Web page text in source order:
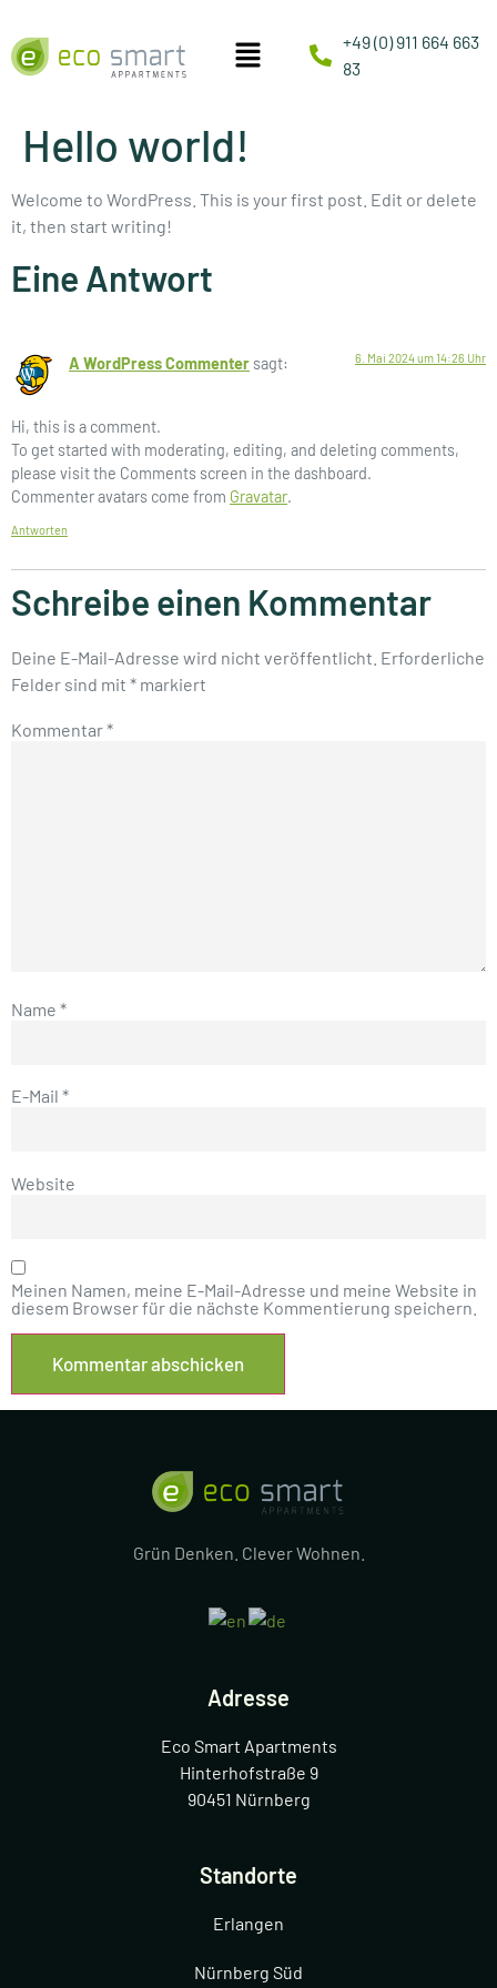
+49 (0) 911 664 663
83
Hello world!
Welcome to WordPress. This is your first post. Edit or delete
it, then start writing!
Eine Antwort
A WordPress Commenter sagt: 6. Mai 2024 um 14:26 Uhr
Hi, this is a comment.
To get started with moderating, editing, and deleting comments,
please visit the Comments screen in the dashboard.
Commenter avatars come from Gravatar.
Antworten
Schreibe einen Kommentar
Deine E-Mail-Adresse wird nicht veröffentlicht. Erforderliche
Felder sind mit * markiert
Kommentar*
Name *
E-Mail *
Website
Meinen Namen, meine E-Mail-Adresse und meine Website in
diesem Browser für die nächste Kommentierung speichern.
Grün Denken. Clever Wohnen.
Adresse
Eco Smart Apartments
Hinterhofstraße 9
90451 Nürnberg
Standorte
Erlangen
Nürnberg Süd